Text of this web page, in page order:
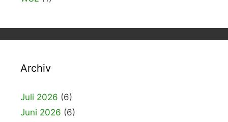
Archiv
Juli 2026 (6)
Juni 2026 (6)